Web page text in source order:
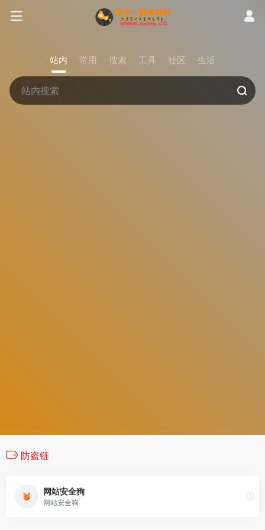
站内 常用 搜索 工具 社区 生活
防盗链
网站安全狗
网站安全狗